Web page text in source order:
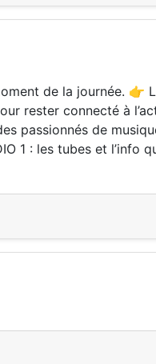
de la journée. 👉
rester connecté à
passionnés de
1 : les tubes et l’info